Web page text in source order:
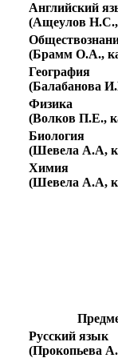
Английский
(Ащеулов Н.С.,
(Брамм О.А.,
География
(Балабанова
Физика
(Волков П.Е.,
Биология
(Шевела А.А,
Химия
(Шевела А.А,
Русский язык
(Прокопьева